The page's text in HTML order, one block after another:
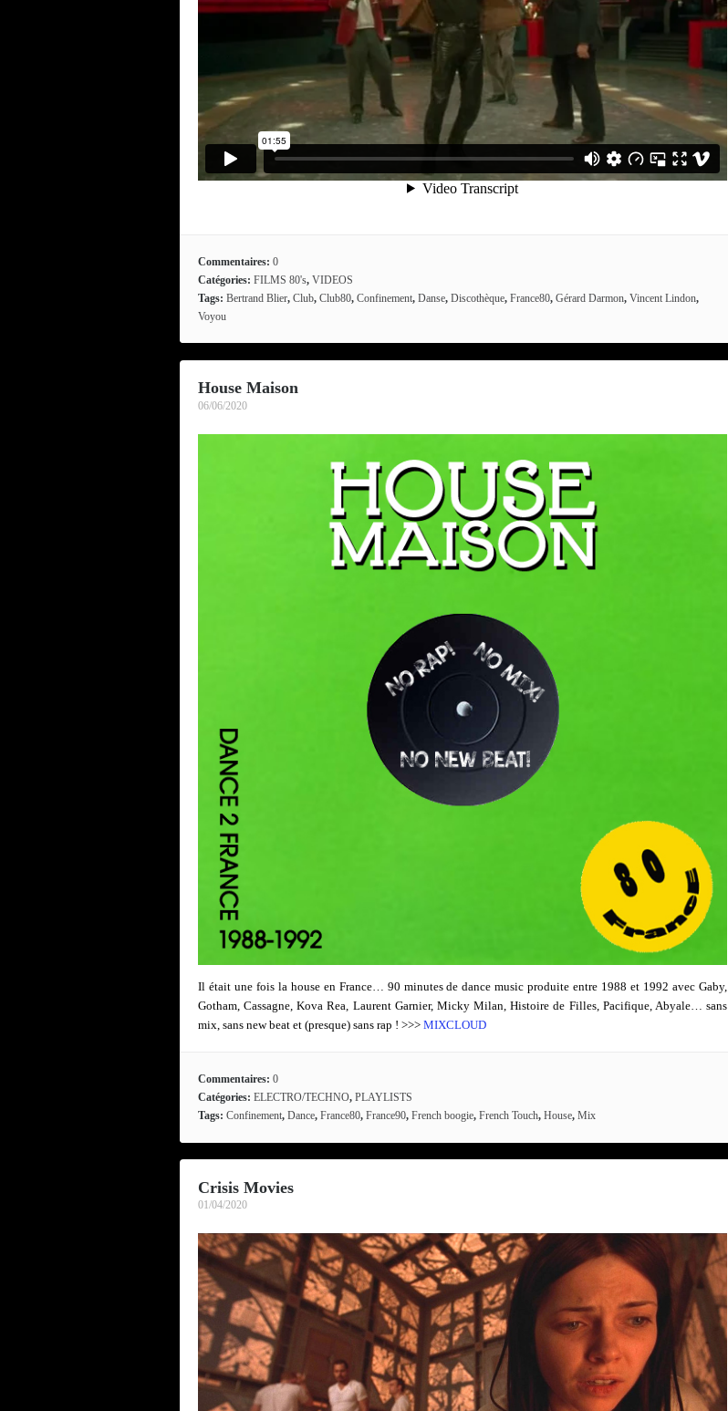
Commentaires: 0
Catégories: FILMS 80's, VIDEOS
Tags: Bertrand Blier, Club, Club80, Confinement, Danse, Discothèque, France80, Gérard Darmon, Vincent Lindon,
Voyou
House Maison
06/06/2020
Il était une fois la house en France… 90 minutes de dance music produite entre 1988 et 1992 avec Gaby,
Gotham, Cassagne, Kova Rea, Laurent Garnier, Micky Milan, Histoire de Filles, Pacifique, Abyale… sans
mix, sans new beat et (presque) sans rap ! >>> MIXCLOUD
Commentaires: 0
Catégories: ELECTRO/TECHNO, PLAYLISTS
Tags: Confinement, Dance, France80, France90, French boogie, French Touch, House, Mix
Crisis Movies
01/04/2020